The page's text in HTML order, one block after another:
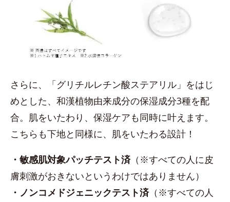
さらに、「グリチルレチン酸ステアリル」をはじ
めとした、和漢植物由来成分の保湿成分3種を配
合。肌をいたわり、保湿ケアも同時に叶えます。
こちらも下地と同様に、肌をいたわる設計！
・敏感肌対象パッチテスト済（※すべての人に皮
膚刺激がおきないというわけではありません）
・ノンコメドジェニックテスト済（※すべての人